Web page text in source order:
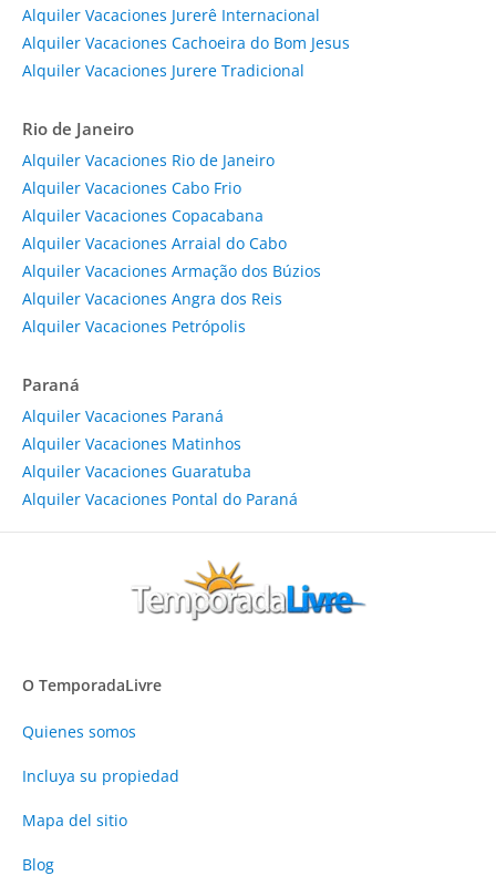
Alquiler Vacaciones Jurerê Internacional
Alquiler Vacaciones Cachoeira do Bom Jesus
Alquiler Vacaciones Jurere Tradicional
Rio de Janeiro
Alquiler Vacaciones Rio de Janeiro
Alquiler Vacaciones Cabo Frio
Alquiler Vacaciones Copacabana
Alquiler Vacaciones Arraial do Cabo
Alquiler Vacaciones Armação dos Búzios
Alquiler Vacaciones Angra dos Reis
Alquiler Vacaciones Petrópolis
Paraná
Alquiler Vacaciones Paraná
Alquiler Vacaciones Matinhos
Alquiler Vacaciones Guaratuba
Alquiler Vacaciones Pontal do Paraná
O TemporadaLivre
Quienes somos
Incluya su propiedad
Mapa del sitio
Blog